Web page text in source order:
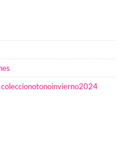
coleccionotonoinvierno2024